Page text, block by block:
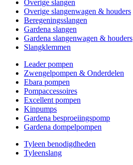
Overige slangen
Overige slangenwagen & houders
Beregeningsslangen
Gardena slangen
Gardena slangenwagen & houders
Slangklemmen
Leader pompen
Zwengelpompen & Onderdelen
Ebara pompen
Pompaccessoires
Excellent pompen
Kinpumps
Gardena besproeiingspomp
Gardena dompelpompen
Tyleen benodigdheden
Tyleenslang